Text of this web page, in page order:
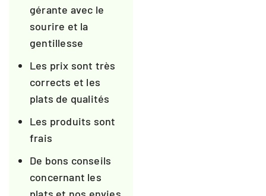
gérante avec le
sourire et la
gentillesse
Les prix sont très
corrects et les
plats de qualités
Les produits sont
frais
De bons conseils
concernant les